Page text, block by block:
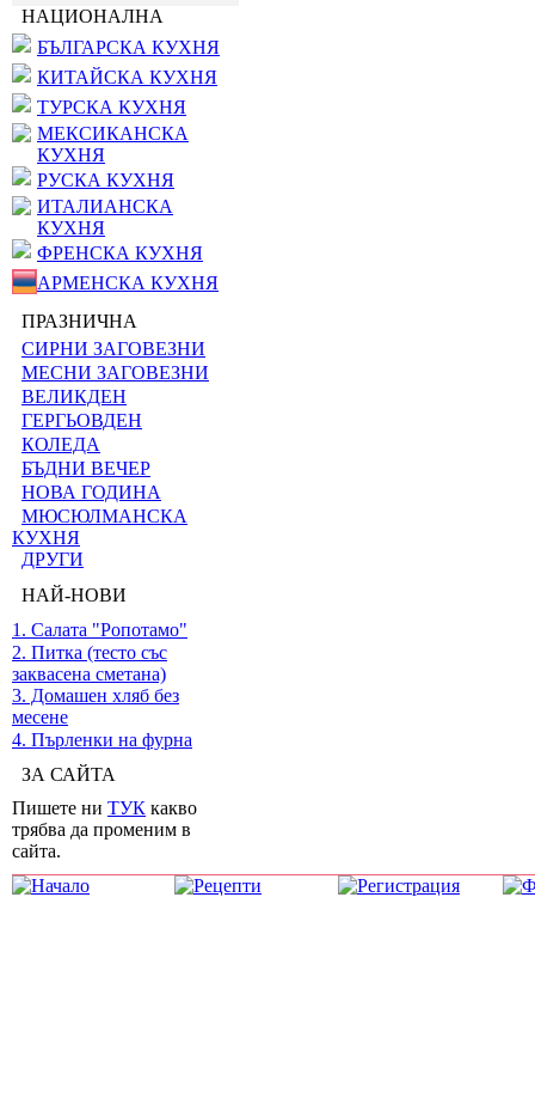
НАЦИОНАЛНА
БЪЛГАРСКА КУХНЯ
КИТАЙСКА КУХНЯ
ТУРСКА КУХНЯ
МЕКСИКАНСКА
КУХНЯ
РУСКА КУХНЯ
ИТАЛИАНСКА
КУХНЯ
ФРЕНСКА КУХНЯ
АРМЕНСКА КУХНЯ
ПРАЗНИЧНА
СИРНИ ЗАГОВЕЗНИ
МЕСНИ ЗАГОВЕЗНИ
ВЕЛИКДЕН
ГЕРГЬОВДЕН
КОЛЕДА
БЪДНИ ВЕЧЕР
НОВА ГОДИНА
МЮСЮЛМАНСКА
КУХНЯ
ДРУГИ
НАЙ-НОВИ
1. Салата "Ропотамо"
2. Питка (тесто със
заквасена сметана)
3. Домашен хляб без
месене
4. Пърленки на фурна
ЗА САЙТА
Пишете ни ТУК какво
трябва да променим в
сайта.